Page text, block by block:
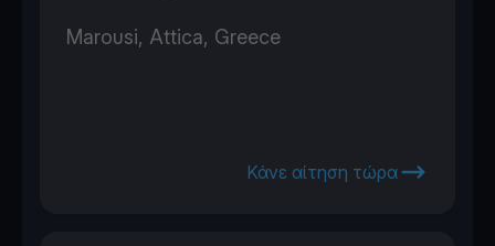
Marousi, Attica, Greece
Κάνε αίτηση τώρα